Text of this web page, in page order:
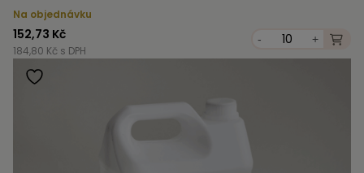
Na objednávku
152,73 Kč
184,80 Kč s DPH
- +